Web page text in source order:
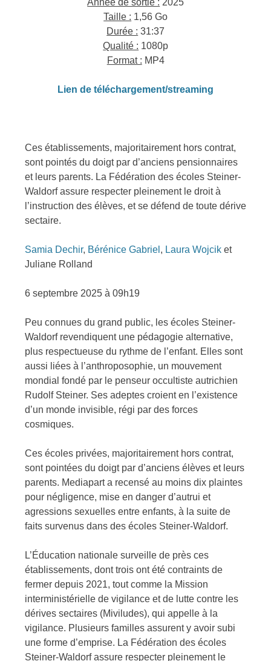
Année de sortie : 2025
Taille : 1,56 Go
Durée : 31:37
Qualité : 1080p
Format : MP4
Lien de téléchargement/streaming
Ces établissements, majoritairement hors contrat,
sont pointés du doigt par d’anciens pensionnaires
et leurs parents. La Fédération des écoles Steiner-
Waldorf assure respecter pleinement le droit à
l’instruction des élèves, et se défend de toute dérive
sectaire.
Samia Dechir, Bérénice Gabriel , Laura Wojcik et
Juliane Rolland
6 septembre 2025 à 09h19
Peu connues du grand public, les écoles Steiner-
Waldorf revendiquent une pédagogie alternative,
plus respectueuse du rythme de l’enfant. Elles sont
aussi liées à l’anthroposophie, un mouvement
mondial fondé par le penseur occultiste autrichien
Rudolf Steiner. Ses adeptes croient en l’existence
d’un monde invisible, régi par des forces
cosmiques.
Ces écoles privées, majoritairement hors contrat,
sont pointées du doigt par d’anciens élèves et leurs
parents. Mediapart a recensé au moins dix plaintes
pour négligence, mise en danger d’autrui et
agressions sexuelles entre enfants, à la suite de
faits survenus dans des écoles Steiner-Waldorf.
L’Éducation nationale surveille de près ces
établissements, dont trois ont été contraints de
fermer depuis 2021, tout comme la Mission
interministérielle de vigilance et de lutte contre les
dérives sectaires (Miviludes), qui appelle à la
vigilance. Plusieurs familles assurent y avoir subi
une forme d’emprise. La Fédération des écoles
Steiner-Waldorf assure respecter pleinement le